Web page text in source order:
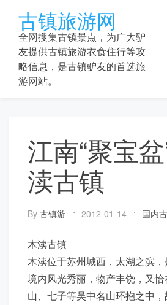
content
古镇旅游网
全网搜集古镇景点，为广大驴
友提供古镇旅游衣食住行等攻
略信息，是古镇驴友的首选旅
游网站。
江南“聚宝
渎古镇
By 古镇游 2012-01-14 国内
木渎古镇
木渎位于苏州城西，太湖之滨，
境内风光秀丽，物产丰饶，又
山、七子等吴中名山环抱之中，